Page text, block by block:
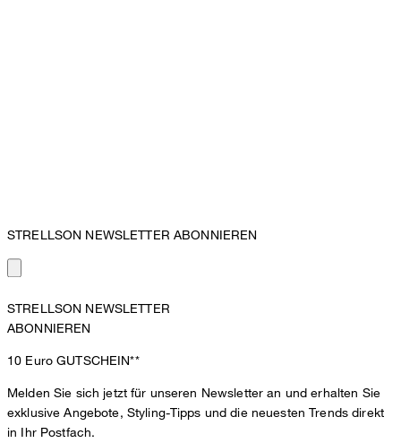
STRELLSON NEWSLETTER ABONNIEREN
STRELLSON NEWSLETTER
ABONNIEREN
10 EuroGUTSCHEIN**
Melden Sie sich jetzt für unseren Newsletter an und erhalten Sie
exklusive Angebote, Styling-Tipps und die neuesten Trends direkt
in Ihr Postfach.